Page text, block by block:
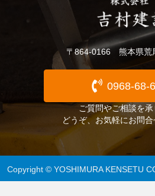
〒864-0166 熊本県荒
0968-68-
ご質問やご相談を承
どうぞ、お気軽にお問合
Copyright © YOSHIMURA KENSETU